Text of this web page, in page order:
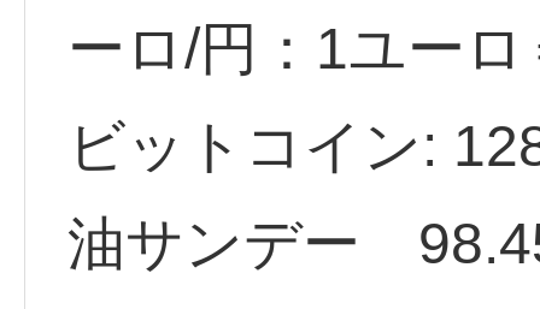
ーロ/円：1ユー
ビットコイン:
油サンデー